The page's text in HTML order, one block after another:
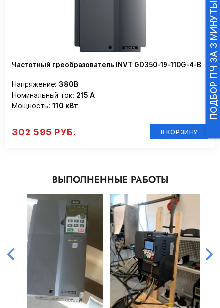
Частотный преобразователь INVT GD350-19-110G-4-B
Напряжение: 380В
Номинальный ток: 215 А
Мощность: 110 кВт
302 595 РУБ. В КОРЗИНУ
ВЫПОЛНЕННЫЕ РАБОТЫ
ПОДБОР ПЧ ЗА 3 МИНУТЫ